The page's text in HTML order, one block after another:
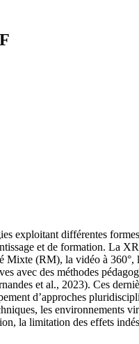
exploitant différentes
et de formation. La
(RM), la vidéo à 360°,
avec des méthodes
et al., 2023). Ces
d’approches
les environnements
la limitation des effets